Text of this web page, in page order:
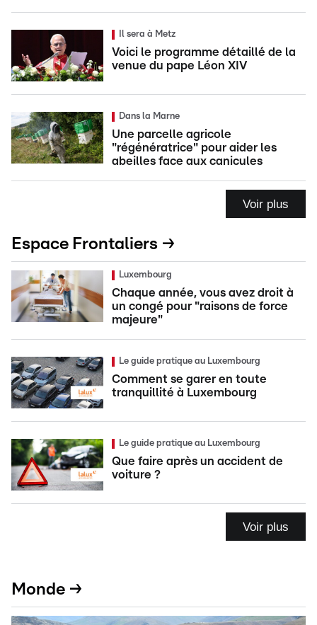
Il sera à Metz
Voici le programme détaillé de la
venue du pape Léon XIV
Dans la Marne
Une parcelle agricole
"régénératrice" pour aider les
abeilles face aux canicules
Voir plus
Espace Frontaliers →
Luxembourg
Chaque année, vous avez droit à
un congé pour "raisons de force
majeure"
Le guide pratique au Luxembourg
Comment se garer en toute
tranquillité à Luxembourg
Le guide pratique au Luxembourg
Que faire après un accident de
voiture ?
Voir plus
Monde →